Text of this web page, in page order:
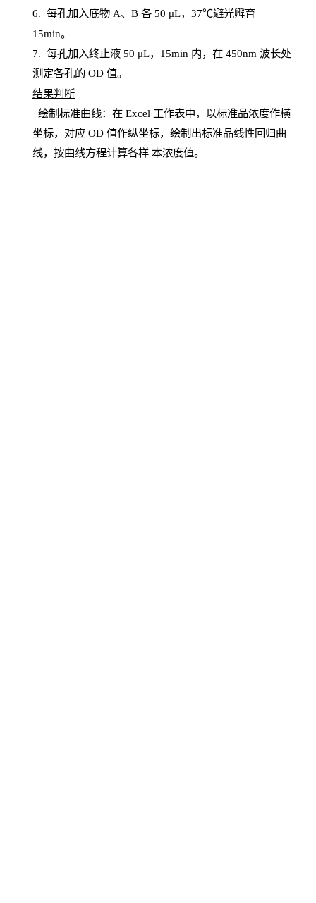
6. 每孔加入底物A、B 各 50 μL，37℃避光孵育
15min。
7. 每孔加入终止液 50 μL， 15min 内，在450nm 波长处
测定各孔的 OD 值。
结果判断
绘制标准曲线：在 Excel 工作表中，以标准品浓度作横
坐标，对应OD 值作纵坐标，绘制出标准品线性回归曲
线，按曲线方程计算各样 本浓度值。